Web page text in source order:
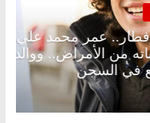
الرئيسية
مقعد شاغر على
طالب الهندسة يشكو
أحلى سنين عمره بتضيع في السجن
15 مارس، 2026